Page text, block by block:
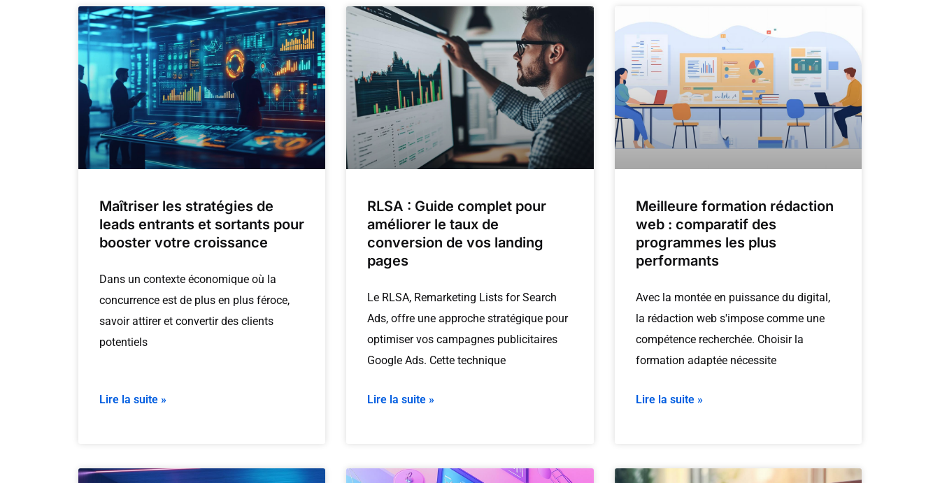
Maîtriser les stratégies de
leads entrants et sortants pour
booster votre croissance
Dans un contexte économique où la
concurrence est de plus en plus féroce,
savoir attirer et convertir des clients
potentiels
Lire la suite »
RLSA : Guide complet pour
améliorer le taux de
conversion de vos landing
pages
Le RLSA, Remarketing Lists for Search
Ads, offre une approche stratégique pour
optimiser vos campagnes publicitaires
Google Ads. Cette technique
Lire la suite »
Meilleure formation rédaction
web : comparatif des
programmes les plus
performants
Avec la montée en puissance du digital,
la rédaction web s'impose comme une
compétence recherchée. Choisir la
formation adaptée nécessite
Lire la suite »